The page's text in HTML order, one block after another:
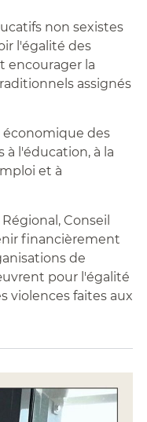
non sexistes
l'égalité des
encourager la
assignés
des
l'éducation, à la
et à
Conseil
financièrement
de
pour l'égalité
violences faites aux